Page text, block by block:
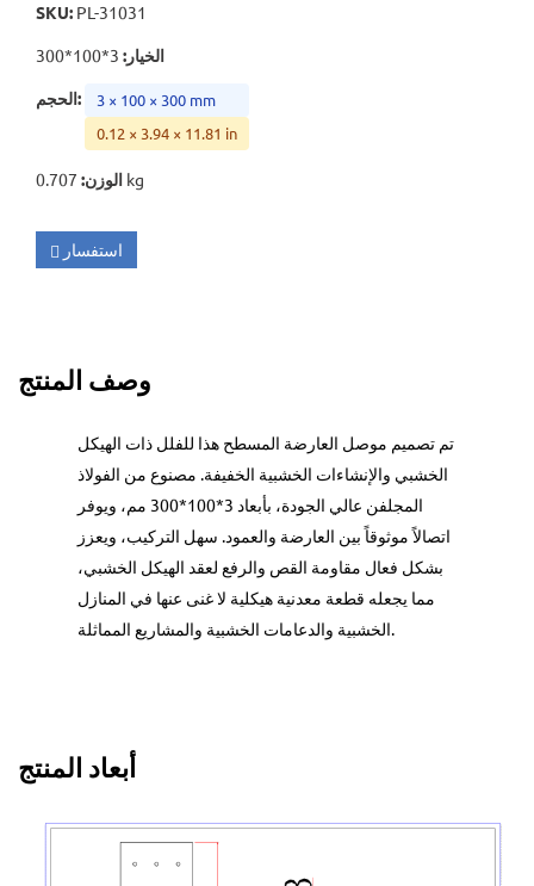
SKU: PL-31031
الخيار :
3*100*300
الحجم:
3 × 100 × 300 mm
0.12 × 3.94 × 11.81 in
الوزن: 0.707 kg
استفسار
وصف المنتج
تم تصميم موصل العارضة المسطح هذا للفلل ذات الهيكل
الخشبي والإنشاءات الخشبية الخفيفة. مصنوع من الفولاذ
المجلفن عالي الجودة، بأبعاد 3*100*300 مم، ويوفر
اتصالاً موثوقاً بين العارضة والعمود. سهل التركيب، ويعزز
بشكل فعال مقاومة القص والرفع لعقد الهيكل الخشبي،
مما يجعله قطعة معدنية هيكلية لا غنى عنها في المنازل
الخشبية والدعامات الخشبية والمشاريع المماثلة.
أبعاد المنتج